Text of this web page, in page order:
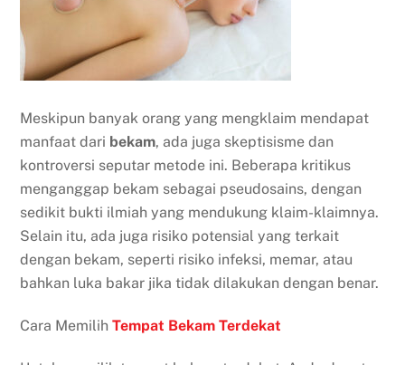
Meskipun banyak orang yang mengklaim mendapat
manfaat dari bekam, ada juga skeptisisme dan
kontroversi seputar metode ini. Beberapa kritikus
menganggap bekam sebagai pseudosains, dengan
sedikit bukti ilmiah yang mendukung klaim-klaimnya.
Selain itu, ada juga risiko potensial yang terkait
dengan bekam, seperti risiko infeksi, memar, atau
bahkan luka bakar jika tidak dilakukan dengan benar.
Cara MemilihTempat Bekam Terdekat